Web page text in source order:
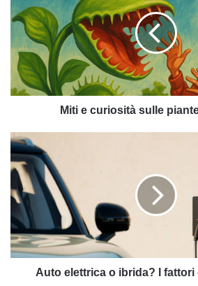
curiosità
sulle
piante
carnivore
Miti e curiosità sulle
Auto
elettrica
o
ibrida?
I
fattori
da
considerare
Auto elettrica o ibrida? I